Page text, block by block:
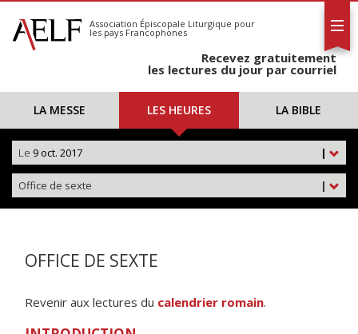
S'abonner
Calendrier
Association Épiscopale Liturgique pour
les pays Francophones
Recevez gratuitement
les lectures du jour par courriel
LA MESSE LES HEURES LA BIBLE
|
Le 9 oct. 2017
|
Office de sexte
OFFICE DE SEXTE
Revenir aux lectures du calendrier romain.